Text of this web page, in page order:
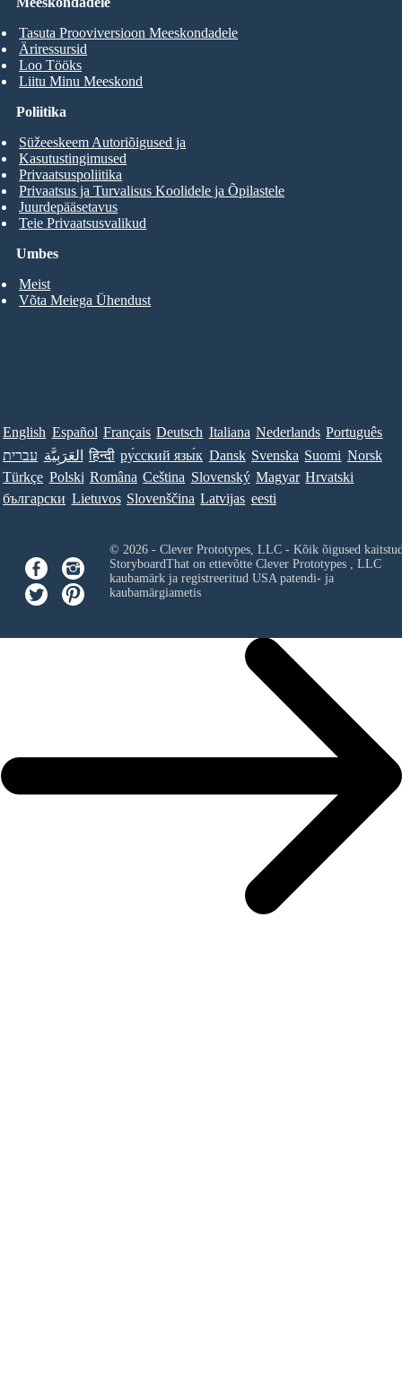
Tasuta Prooviversioon Meeskondadele
Äriressursid
Loo Tööks
Liitu Minu Meeskond
Umbes
Meist
Võta Meiega Ühendust
Poliitika
Süžeeskeem Autoriõigused ja
Kasutustingimused
Privaatsuspoliitika
Privaatsus ja Turvalisus Koolidele ja Õpilastele
Juurdepääsetavus
Teie Privaatsusvalikud
English Español Français Deutsch Italiana Nederlands Português
עברית العَرَبِيَّة हिन्दी ру́сский язы́к Dansk Svenska Suomi Norsk
Türkçe Polski Româna Ceština Slovenský Magyar Hrvatski
български Lietuvos Slovenščina Latvijas eesti
© 2026 - Clever Prototypes, LLC - Kõik õigused
StoryboardThat on ettevõtte Clever Prototypes , LLC
kaubamärk ja registreeritud USA patendi- ja
kaubamärgiametis